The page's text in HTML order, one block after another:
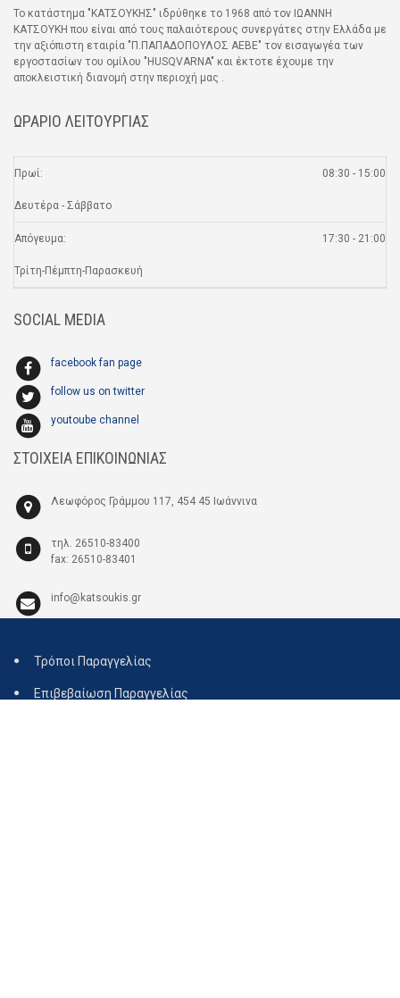
Το κατάστημα "ΚΑΤΣΟΥΚΗΣ" ιδρύθηκε το 1968 από τον ΙΩΑΝΝΗ
ΚΑΤΣΟΥΚΗ που είναι από τους παλαιότερους συνεργάτες στην Ελλάδα με
την αξιόπιστη εταιρία "Π.ΠΑΠΑΔΟΠΟΥΛΟΣ ΑΕΒΕ" τον εισαγωγέα των
εργοστασίων του ομίλου "HUSQVARNA" και έκτοτε έχουμε την
αποκλειστική διανομή στην περιοχή μας .
ΩΡΑΡΙΟ ΛΕΙΤΟΥΡΓΙΑΣ
Πρωί:
Δευτέρα - Σάββατο
08:30 - 15:00
Απόγευμα:
Τρίτη-Πέμπτη-Παρασκευή
17:30 - 21:00
SOCIAL MEDIA
facebook fan page
follow us on twitter
youtoube channel
ΣΤΟΙΧΕΙΑ ΕΠΙΚΟΙΝΩΝΙΑΣ
Λεωφόρος Γράμμου 117, 454 45 Ιωάννινα
τηλ. 26510-83400
fax: 26510-83401
info@katsoukis.gr
Τρόποι Παραγγελίας
Επιβεβαίωση Παραγγελίας